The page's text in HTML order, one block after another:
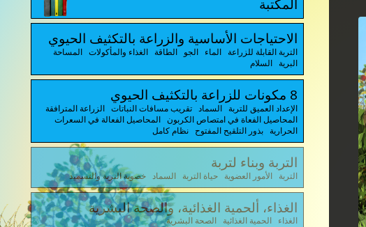
المكتبة
الاحتياجات الأساسية والزراعة بالتكثيف الحيوي
التربة القابلة للزراعة الماء الجو الطاقة الغذاء والمأكولات المساحة
البرية السلام
8 مكونات للزراعة بالتكثيف الحيوي
الإعداد العميق للتربة السماد تقريب مسافات النباتات الزراعة المترافقة
المحاصيل الفعاة في امتصاص الكربون المحاصيل الفعالة في السعرات
الحرارية بذور التلقيح المفتوح نظام كامل
التربة وبناء لتربة
التربة الأمور العضوية حياة التربة السماد خصوبة التربة والتسميد
الغذاء، ألحمية الغذائية، والصحة البشرية
الغذاء الحمية الغذائية الصحة البشرية